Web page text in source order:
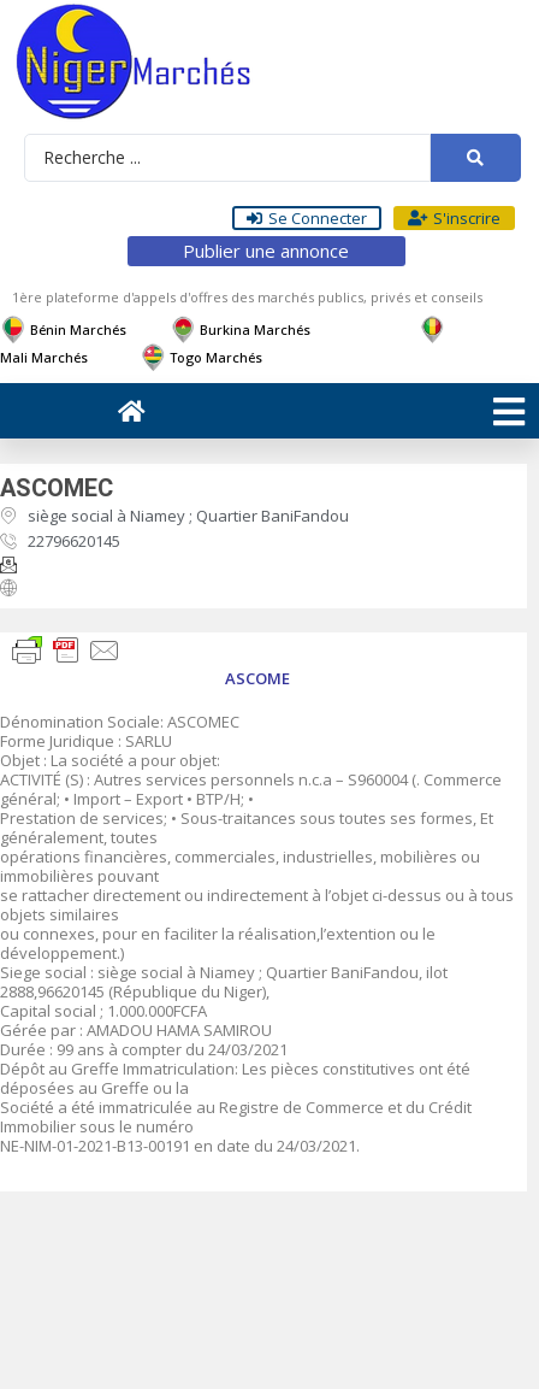
Se Connecter S'inscrire
Publier une annonce
1ère plateforme d'appels d'offres des marchés publics, privés et conseils
Bénin Marchés
Burkina Marchés
Mali Marchés
Togo Marchés
ASCOMEC
siège social à Niamey ; Quartier BaniFandou
22796620145
ASCOME
Dénomination Sociale: ASCOMEC
Forme Juridique : SARLU
Objet : La société a pour objet:
ACTIVITÉ (S) : Autres services personnels n.c.a – S960004 (. Commerce
général; • Import – Export • BTP/H; •
Prestation de services; • Sous-traitances sous toutes ses formes, Et
généralement, toutes
opérations financières, commerciales, industrielles, mobilières ou
immobilières pouvant
se rattacher directement ou indirectement à l’objet ci-dessus ou à tous
objets similaires
ou connexes, pour en faciliter la réalisation,l’extention ou le
développement.)
Siege social : siège social à Niamey ; Quartier BaniFandou, ilot
2888,96620145 (République du Niger),
Capital social ; 1.000.000FCFA
Gérée par : AMADOU HAMA SAMIROU
Durée : 99 ans à compter du 24/03/2021
Dépôt au Greffe Immatriculation: Les pièces constitutives ont été
déposées au Greffe ou la
Société a été immatriculée au Registre de Commerce et du Crédit
Immobilier sous le numéro
NE-NIM-01-2021-B13-00191 en date du 24/03/2021.